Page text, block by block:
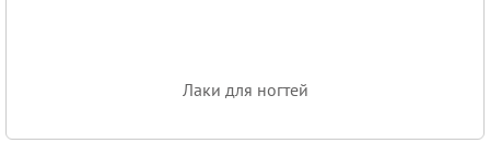
Лаки для ногтей